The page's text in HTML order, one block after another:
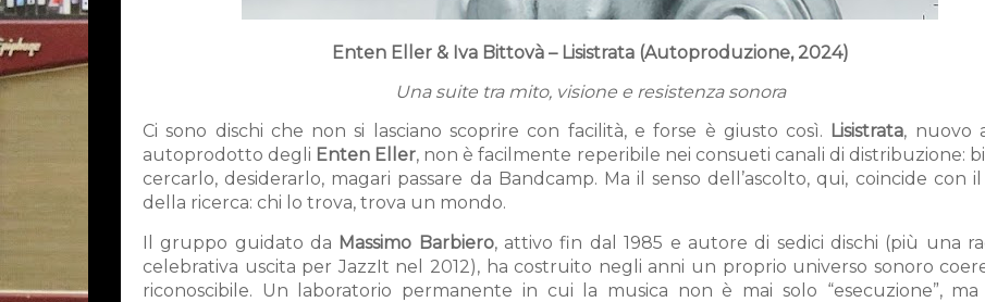
Enten Eller & Iva Bittovà – Lisistrata (Autoproduzione, 2024)
Una suite tra mito, visione e resistenza sonora
Ci sono dischi che non si lasciano scoprire con facilità, e forse è giusto così. Lisistrata, nuovo
autoprodotto degli Enten Eller, non è facilmente reperibile nei consueti canali di distribuzione:
cercarlo, desiderarlo, magari passare da Bandcamp. Ma il senso dell’ascolto, qui, coincide con il
della ricerca: chi lo trova, trova un mondo.
Il gruppo guidato da Massimo Barbiero, attivo fin dal 1985 e autore di sedici dischi (più una
celebrativa uscita per JazzIt nel 2012), ha costruito negli anni un proprio universo sonoro
riconoscibile. Un laboratorio permanente in cui la musica non è mai solo “esecuzione”, ma